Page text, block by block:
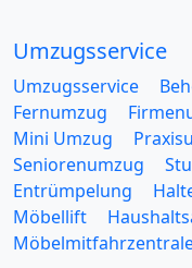
Umzugsservice
Umzugsservice
Fernumzug
Mini Umzug
Seniorenumzug
Entrümpelung
Möbellift